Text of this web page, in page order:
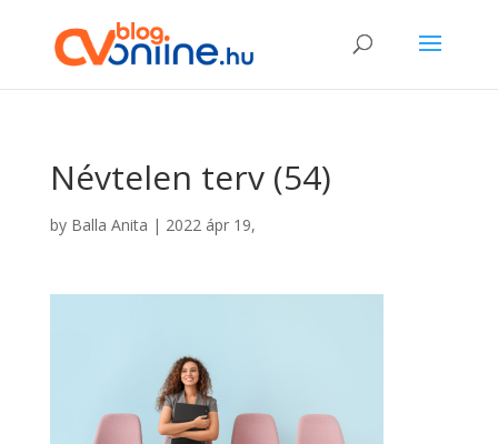
Névtelen terv (54)
by Balla Anita | 2022 ápr 19,